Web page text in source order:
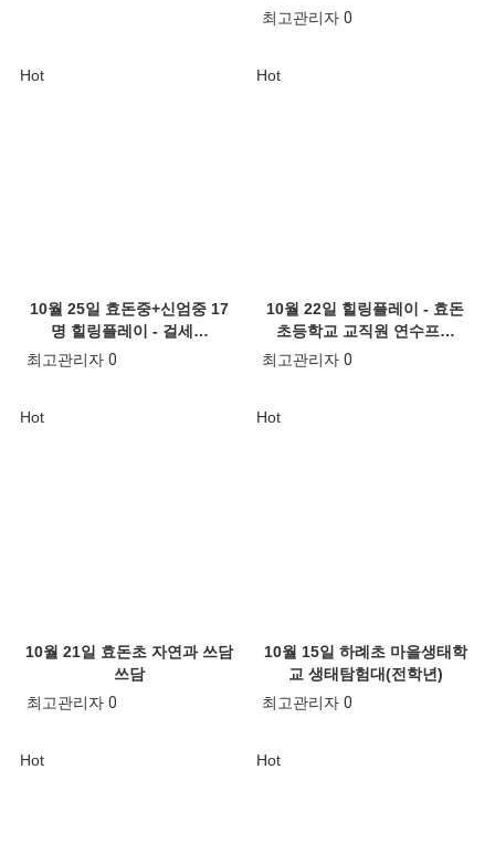
최고관리자 0
Hot
10월 25일 효돈중+신엄중 17
명 힐링플레이 - 걸세…
최고관리자 0
Hot
10월 22일 힐링플레이 - 효돈
초등학교 교직원 연수프…
최고관리자 0
Hot
10월 21일 효돈초 자연과 쓰담
쓰담
최고관리자 0
Hot
10월 15일 하례초 마을생태학
교 생태탐험대(전학년)
최고관리자 0
Hot Hot